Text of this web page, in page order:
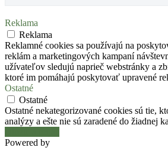
Reklama
Reklama
Reklamné cookies sa používajú na
reklám a marketingových kampaní
užívateľov sledujú naprieč webstránky a
ktoré im pomáhajú poskytovať upravené
Ostatné
Ostatné
Ostatné nekategorizované cookies sú tie,
analýzy a ešte nie sú zaradené do žiadnej
Powered by